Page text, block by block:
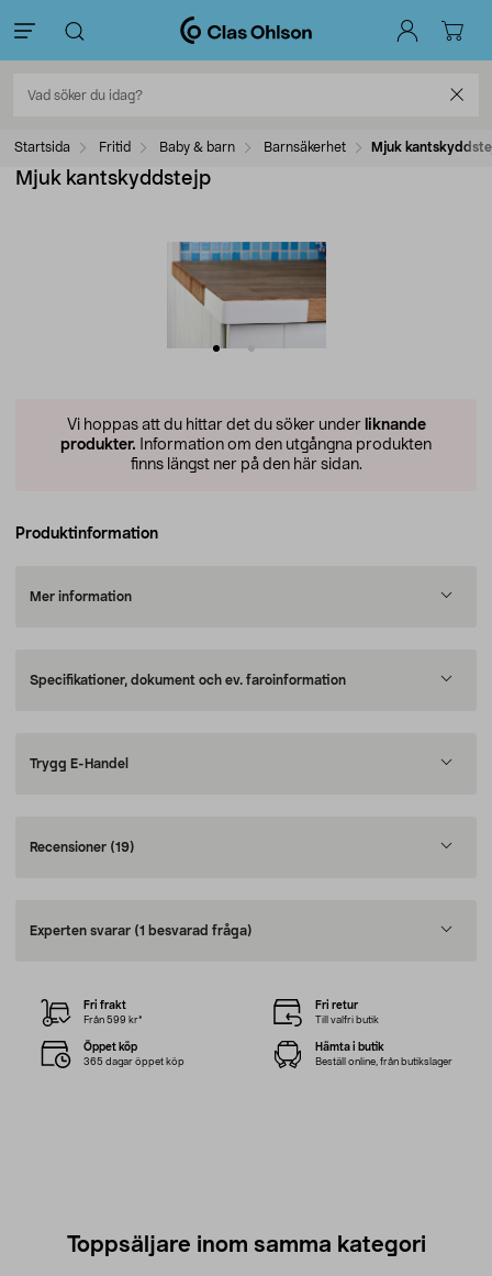
Startsida Fritid Baby & barn Barnsäkerhet Mjuk
Mjuk kantskyddstejp
Vi hoppas att du hittar det du söker under liknande
produkter. Information om den utgångna produkten
finns längst ner på den här sidan.
Produktinformation
Mer information
Specifikationer, dokument och ev. faroinformation
Trygg E-Handel
Recensioner (19)
Experten svarar (1 besvarad fråga)
Fri frakt
Från 599 kr*
Fri retur
Till valfri butik
Öppet köp
365 dagar öppet köp
Hämta i butik
Beställ online, från butikslager
Toppsäljare inom samma kategori